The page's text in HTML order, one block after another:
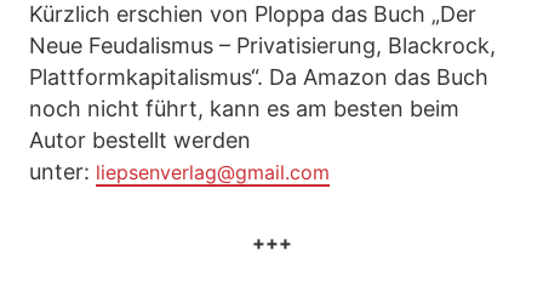
Kürzlich erschien von Ploppa das Buch „Der
Neue Feudalismus – Privatisierung, Blackrock,
Plattformkapitalismus“. Da Amazon das Buch
noch nicht führt, kann es am besten beim
Autor bestellt werden
unter: liepsenverlag@gmail.com
+++